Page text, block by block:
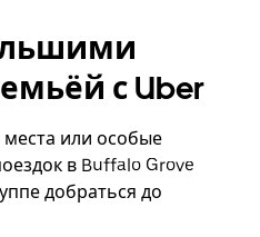
с Uber
или особые
в Buffalo Grove
добраться до